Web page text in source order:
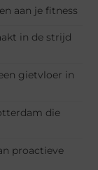
aan je fitness
in de strijd
gietvloer in
die
proactieve